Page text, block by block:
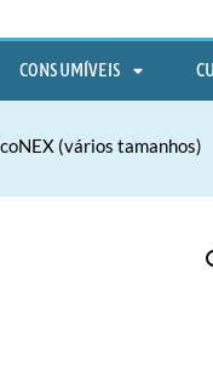
CONSUMÍVEIS
(vários tamanhos)